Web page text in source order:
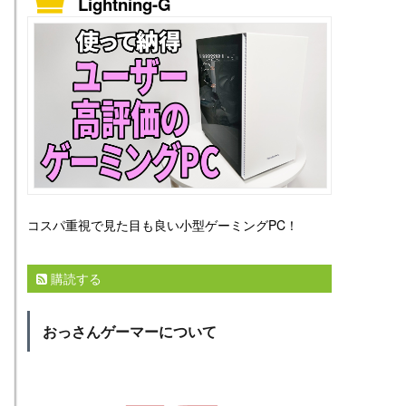
コスパ重視で見た目も良い小型ゲーミングPC！
購読する
おっさんゲーマーについて